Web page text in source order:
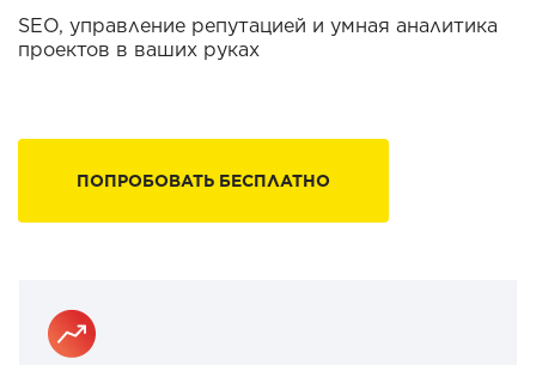
SEO, управление репутацией и умная аналитика
проектов в ваших руках
ПОПРОБОВАТЬ БЕСПЛАТНО